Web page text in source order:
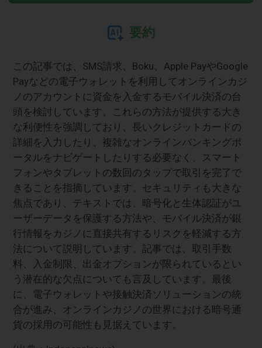
要約
この記事では、SMS請求、Boku、Apple PayやGoogle
Payなどの電子ウォレットを利用してオンラインカジ
ノのアカウントに資金を入金するモバイル決済の台
頭を検討しています。これらの方法が提供する大き
な利便性を強調しており、長いクレジットカードの
詳細を入力したり、複雑なオンラインバンキングポ
ータルをナビゲートしたりする必要なく、スマート
フォンやタブレットの数回のタップで取引を完了で
きることを指摘しています。セキュリティも大きな
焦点であり、テキストでは、暗号化と生体認証がユ
ーザーデータを保護する方法や、モバイル決済が銀
行情報をカジノに直接共有するリスクを軽減する方
法について説明しています。記事では、取引手数
料、入金制限、出金オプションが限られているとい
う潜在的な欠点についても言及しています。最後
に、電子ウォレットや接触決済ソリューションの統
合が進み、オンラインカジノの世界における暗号通
貨の採用の可能性も見据えています。